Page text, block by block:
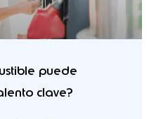
puede
clave?